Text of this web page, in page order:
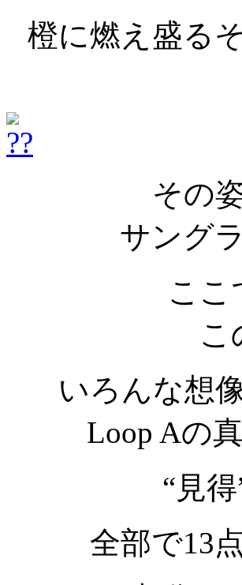
橙に燃え盛る
その
サング
ここ
こ
いろんな想
Loop Aの
“見
全部で13